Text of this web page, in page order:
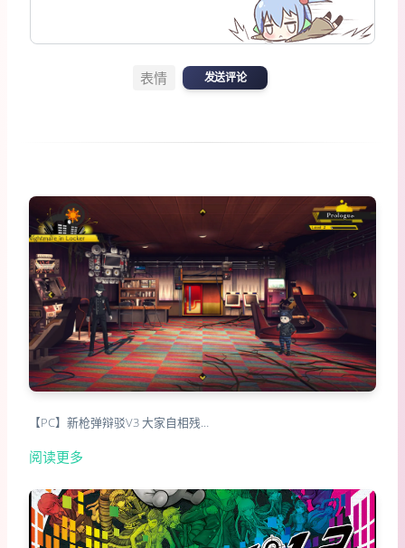
表情 发送评论
【PC】新枪弹辩驳V3 大家自相残…
阅读更多